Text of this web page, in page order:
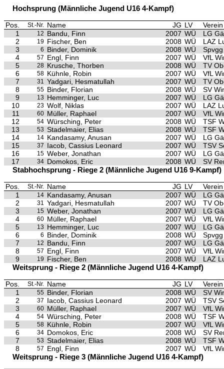
Hochsprung (Männliche Jugend U16 4-Kampf)
Pos. St.-Nr. Name JG LV
Verein
1
12 Bandu, Finn 2007 WÜ
LG
2
19 Fischer, Ben 2008 WÜ
LAZ
3
6 Binder, Dominik 2008 WÜ
4
57 Engl, Finn 2007 WÜ
VfL
5
28 Krusche, Thorben 2008 WÜ
TV
6
58 Kühnle, Robin 2007 WÜ
VfL
7
31 Yadgari, Hesmatullah 2007 WÜ
TV
8
55 Binder, Florian 2008 WÜ
SV
9
13 Hemminger, Luc 2007 WÜ
LG
10
23 Wolf, Niklas 2007 WÜ
LAZ
11
60 Müller, Raphael 2007 WÜ
VfL
12
54 Würsching, Peter 2008 WÜ
TSF
13
53 Stadelmaier, Elias 2008 WÜ
TSF
14
14 Kandasamy, Anusan 2007 WÜ
LG
15
37 Iacob, Cassius Leonard 2007 WÜ
TSV
16
15 Weber, Jonathan 2007 WÜ
LG
17
34 Domokos, Eric 2008 WÜ SV
Stabhochsprung - Riege 2 (Männliche Jugend U16 9-Kampf)
Pos. St.-Nr. Name JG LV
Verein
1
14 Kandasamy, Anusan 2007 WÜ
LG
2
31 Yadgari, Hesmatullah 2007 WÜ
TV
3
15 Weber, Jonathan 2007 WÜ
LG
4
60 Müller, Raphael 2007 WÜ
VfL
5
13 Hemminger, Luc 2007 WÜ
LG
6
6 Binder, Dominik 2008 WÜ
7
12 Bandu, Finn 2007 WÜ
LG
8
57 Engl, Finn 2007 WÜ
VfL
9
19 Fischer, Ben 2008 WÜ LAZ
Weitsprung - Riege 2 (Männliche Jugend U16 4-Kampf)
Pos. St.-Nr. Name JG LV
Verein
1
55 Binder, Florian 2008 WÜ
SV
2
37 Iacob, Cassius Leonard 2007 WÜ
TSV
3
60 Müller, Raphael 2007 WÜ
VfL
4
54 Würsching, Peter 2008 WÜ
TSF
5
58 Kühnle, Robin 2007 WÜ
VfL
6
34 Domokos, Eric 2008 WÜ
SV
7
53 Stadelmaier, Elias 2008 WÜ
TSF
8
57 Engl, Finn 2007 WÜ VfL
Weitsprung - Riege 3 (Männliche Jugend U16 4-Kampf)